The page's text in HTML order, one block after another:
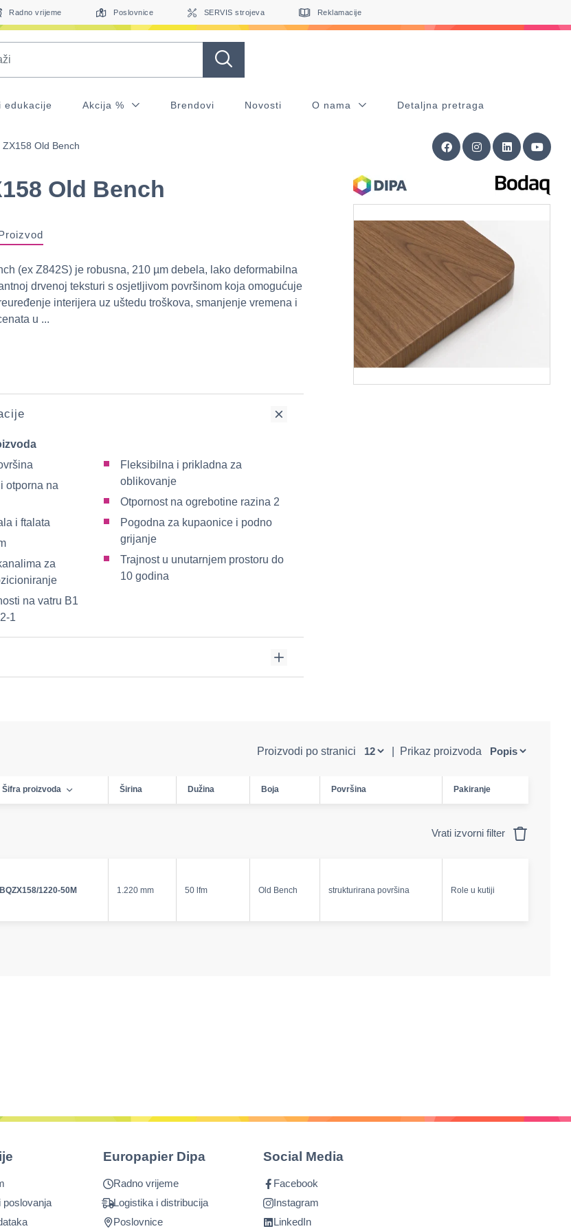
Radno vrijeme Poslovnice SERVIS strojeva Reklamacije
edukacije Akcija % Brendovi Novosti O nama Detaljna pretraga
ZX158 Old Bench
Old Bench
(ex Z842S) je robusna, 210 µm debela, lako deformabilna
drvenoj teksturi s osjetljivom površinom koja omogućuje
interijera uz uštedu troškova, smanjenje vremena i
u ...
otporna na
i ftalata
za
na vatru B1
1
Fleksibilna i prikladna za
oblikovanje
Otpornost na ogrebotine razina 2
Pogodna za kupaonice i podno
grijanje
Trajnost u unutarnjem prostoru do
10 godina
Proizvodi po stranici Prikaz proizvoda
Šifra proizvoda Širina Dužina Boja Površina Pakiranje
Vrati izvorni filter
BQZX158/1220-50M 1.220 mm 50 lfm Old Bench strukturirana površina Role u kutiji
poslovanja
Europapier Dipa
Radno vrijeme
Logistika i distribucija
Poslovnice
Social Media
Facebook
Instagram
LinkedIn